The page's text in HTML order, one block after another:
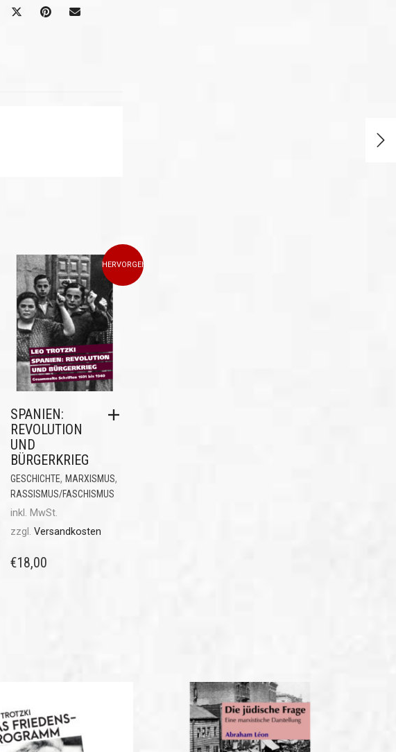
HERVORGEHOBEN
SPANIEN:
REVOLUTION
UND
BÜRGERKRIEG
GESCHICHTE, MARXISMUS,
RASSISMUS/FASCHISMUS
inkl. MwSt.
zzgl. Versandkosten
€18,00